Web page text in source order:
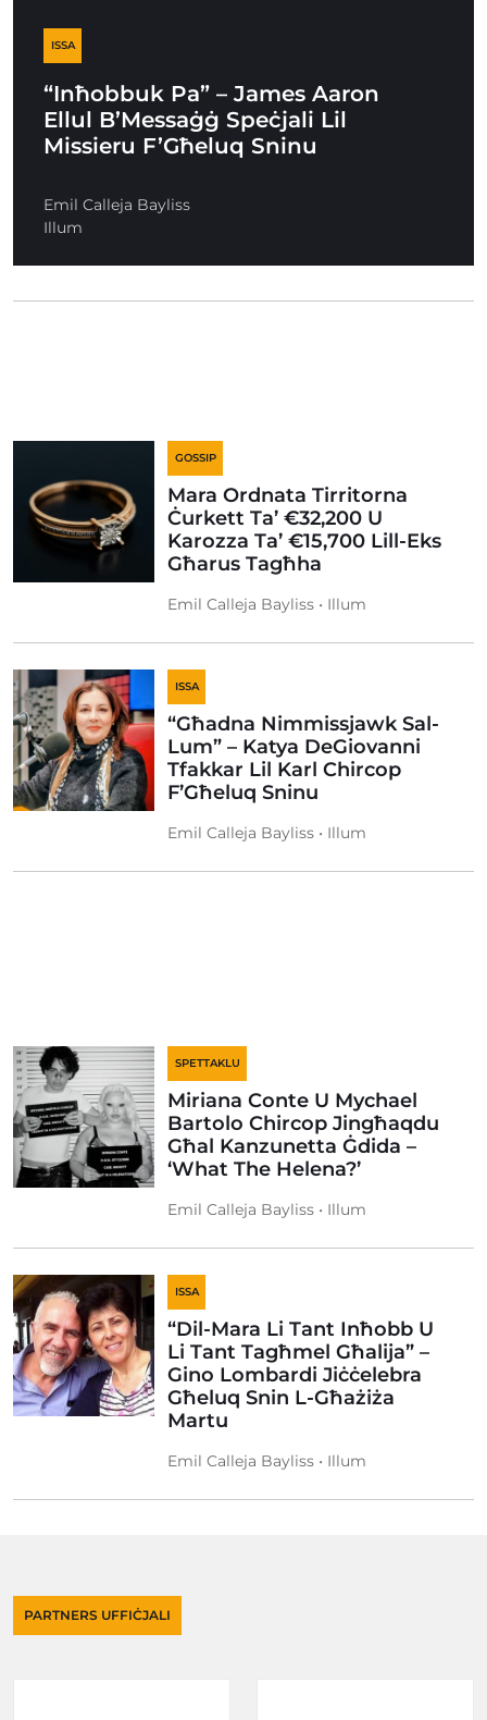
ISSA
“Inħobbuk Pa” – James Aaron
Ellul B’Messaġġ Speċjali Lil
Missieru F’Għeluq Sninu
Emil Calleja Bayliss
Illum
GOSSIP
Mara Ordnata Tirritorna
Ċurkett Ta’ €32,200 U
Karozza Ta’ €15,700 Lill-Eks
Għarus Tagħha
Emil Calleja Bayliss • Illum
ISSA
“Għadna Nimmissjawk Sal-
Lum” – Katya DeGiovanni
Tfakkar Lil Karl Chircop
F’Għeluq Sninu
Emil Calleja Bayliss • Illum
SPETTAKLU
Miriana Conte U Mychael
Bartolo Chircop Jingħaqdu
Għal Kanzunetta Ġdida –
‘What The Helena?’
Emil Calleja Bayliss • Illum
ISSA
“Dil-Mara Li Tant Inħobb U
Li Tant Tagħmel Għalija” –
Gino Lombardi Jiċċelebra
Għeluq Snin L-Għażiża
Martu
Emil Calleja Bayliss • Illum
PARTNERS UFFIĊJALI